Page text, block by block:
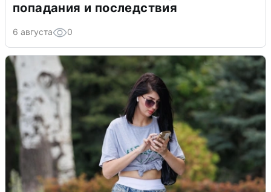
попадания и последствия
6 августа 0